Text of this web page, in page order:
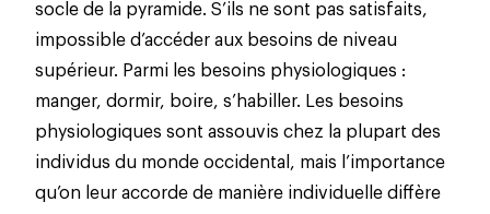
socle de la pyramide. S’ils ne sont pas satisfaits,
impossible d’accéder aux besoins de niveau
supérieur. Parmi les besoins physiologiques :
manger, dormir, boire, s’habiller. Les besoins
physiologiques sont assouvis chez la plupart des
individus du monde occidental, mais l’importance
qu’on leur accorde de manière individuelle diffère